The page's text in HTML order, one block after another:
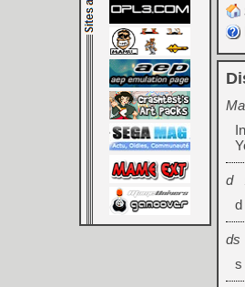
d
d
ds
s